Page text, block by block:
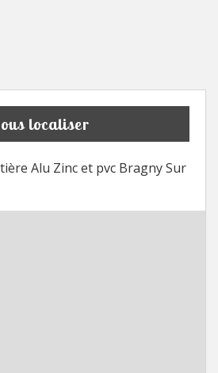
localiser
Alu Zinc et pvc Bragny Sur